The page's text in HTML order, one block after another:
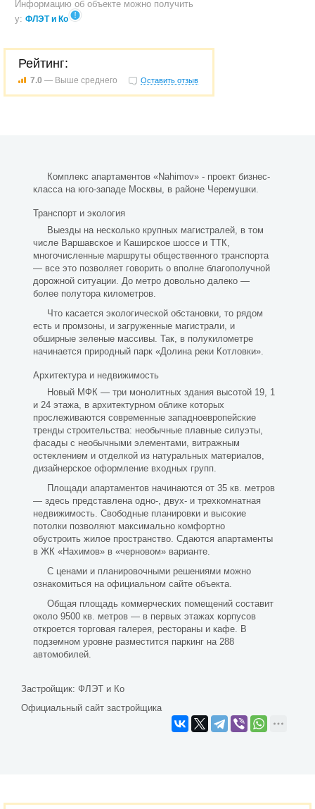
Информацию об объекте можно получить
у: ФЛЭТ и Ко
Рейтинг:
7.0 — Выше среднего Оставить отзыв
Комплекс апартаментов «Nahimov» - проект бизнес-
класса на юго-западе Москвы, в районе Черемушки.
Транспорт и экология
Выезды на несколько крупных магистралей, в том
числе Варшавское и Каширское шоссе и ТТК,
многочисленные маршруты общественного транспорта
— все это позволяет говорить о вполне благополучной
дорожной ситуации. До метро довольно далеко —
более полутора километров.
Что касается экологической обстановки, то рядом
есть и промзоны, и загруженные магистрали, и
обширные зеленые массивы. Так, в полукилометре
начинается природный парк «Долина реки Котловки».
Архитектура и недвижимость
Новый МФК — три монолитных здания высотой 19, 1
и 24 этажа, в архитектурном облике которых
прослеживаются современные западноевропейские
тренды строительства: необычные плавные силуэты,
фасады с необычными элементами, витражным
остеклением и отделкой из натуральных материалов,
дизайнерское оформление входных групп.
Площади апартаментов начинаются от 35 кв. метров
— здесь представлена одно-, двух- и трехкомнатная
недвижимость. Свободные планировки и высокие
потолки позволяют максимально комфортно
обустроить жилое пространство. Сдаются апартаменты
в ЖК «Нахимов» в «черновом» варианте.
С ценами и планировочными решениями можно
ознакомиться на официальном сайте объекта.
Общая площадь коммерческих помещений составит
около 9500 кв. метров — в первых этажах корпусов
откроется торговая галерея, рестораны и кафе. В
подземном уровне разместится паркинг на 288
автомобилей.
Застройщик: ФЛЭТ и Ко
Официальный сайт застройщика